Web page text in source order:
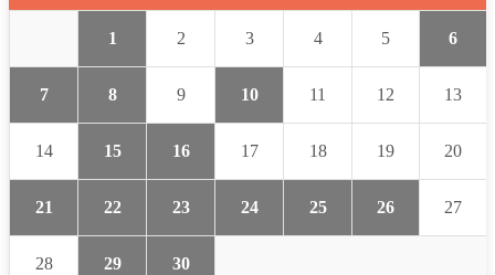
1 2 3 4 5 6
7 8 9 10 11 12 13
14 15 16 17 18 19 20
21 22 23 24 25 26 27
28 29 30